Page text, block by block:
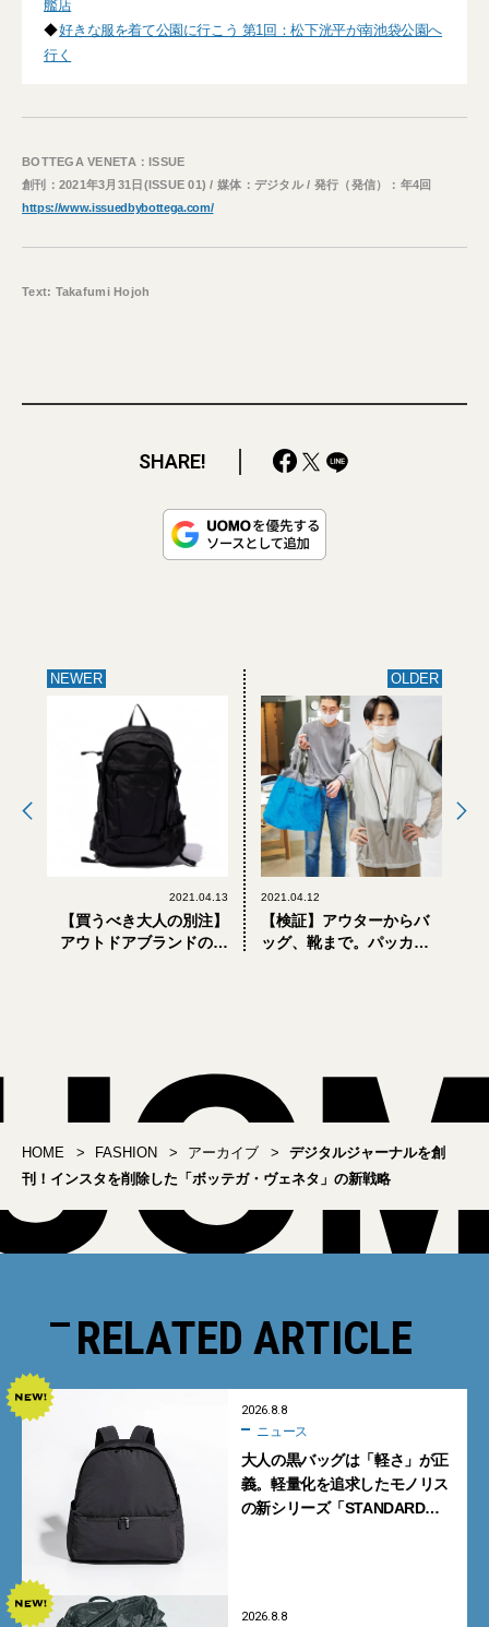
艦店
◆好きな服を着て公園に行こう 第1回：松下洸平が南池袋公園へ
行く
BOTTEGA VENETA：ISSUE
創刊：2021年3月31日(ISSUE 01) / 媒体：デジタル / 発行（発信）：年4回
https://www.issuedbybottega.com/
Text: Takafumi Hojoh
SHARE!
NEWER
2021.04.13
【買うべき大人の別注】
アウトドアブランドの別
OLDER
2021.04.12
【検証】アウターからバ
ッグ、靴まで。パッカブ
HOME FASHION アーカイブ
デジタルジャーナルを創
刊！インスタを削除した「ボッテガ・ヴェネタ」の新戦略
RELATED ARTICLE
2026.8.8
ニュース
大人の黒バッグは「軽さ」が正
義。軽量化を追求したモノリス
の新シリーズ「STANDARD
2026.8.8